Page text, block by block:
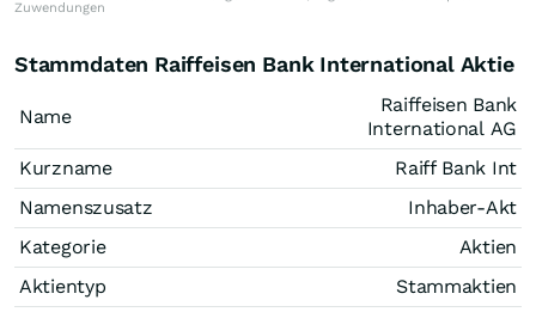
Zuwendungen
Stammdaten Raiffeisen Bank International Aktie
Name
Raiffeisen Bank
International AG
Kurzname
Raiff Bank Int
Namenszusatz
Inhaber-Akt
Kategorie
Aktien
Aktientyp
Stammaktien